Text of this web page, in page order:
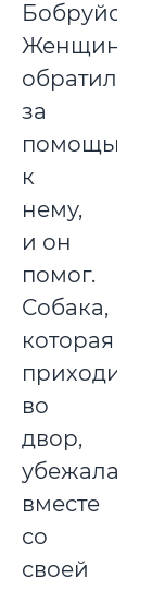
Бобруйска.
Женщина
обратилась
за
помощью
к
нему,
и он
помог.
Собака,
которая
приходила
во
двор,
убежала
вместе
со
своей